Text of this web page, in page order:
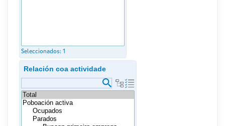
Seleccionados: 1
Relación coa actividade